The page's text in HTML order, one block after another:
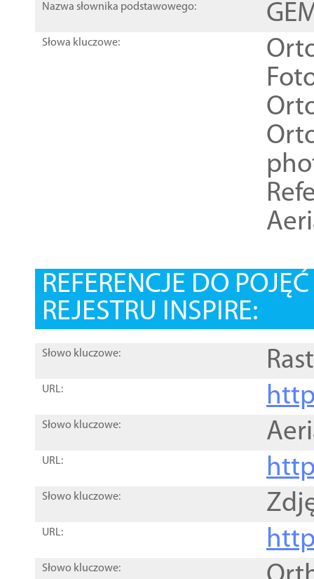
Nazwa słownika podstawowego:
Słowa kluczowe:
REFERENCJE DO
REJESTRU INSPIRE:
Słowo kluczowe:
URL:
Słowo kluczowe:
URL:
Słowo kluczowe:
URL:
Słowo kluczowe: